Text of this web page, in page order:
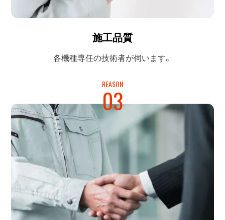
施工品質
各機種専任の技術者が伺います。
REASON
03